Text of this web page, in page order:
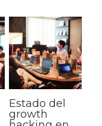
Estado del
growth